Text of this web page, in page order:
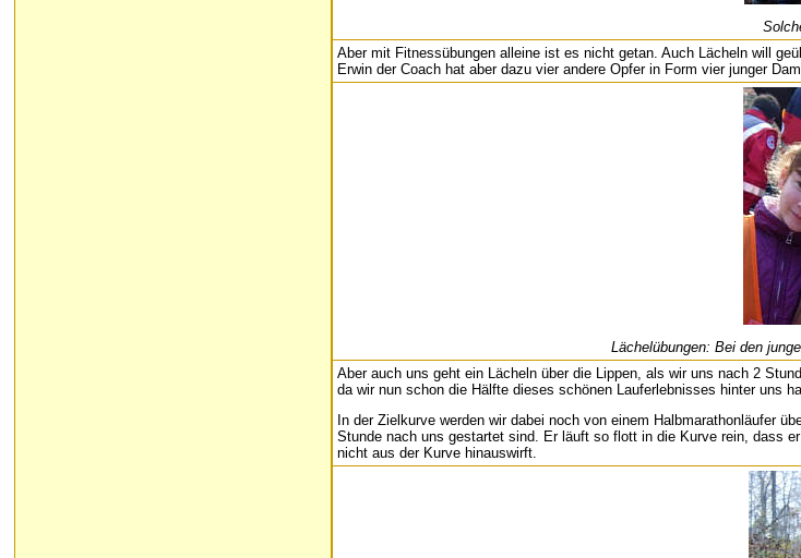
Aber mit Fitnessübungen alleine ist es nicht getan. Auch Lächeln will
Erwin der Coach hat aber dazu vier andere Opfer in Form vier junger
Lächelübungen: Bei den
Aber auch uns geht ein Lächeln über die Lippen, als wir uns nach 2
da wir nun schon die Hälfte dieses schönen Lauferlebnisses hinter uns
In der Zielkurve werden wir dabei noch von einem Halbmarathonläufer
Stunde nach uns gestartet sind. Er läuft so flott in die Kurve rein, dass
nicht aus der Kurve hinauswirft.